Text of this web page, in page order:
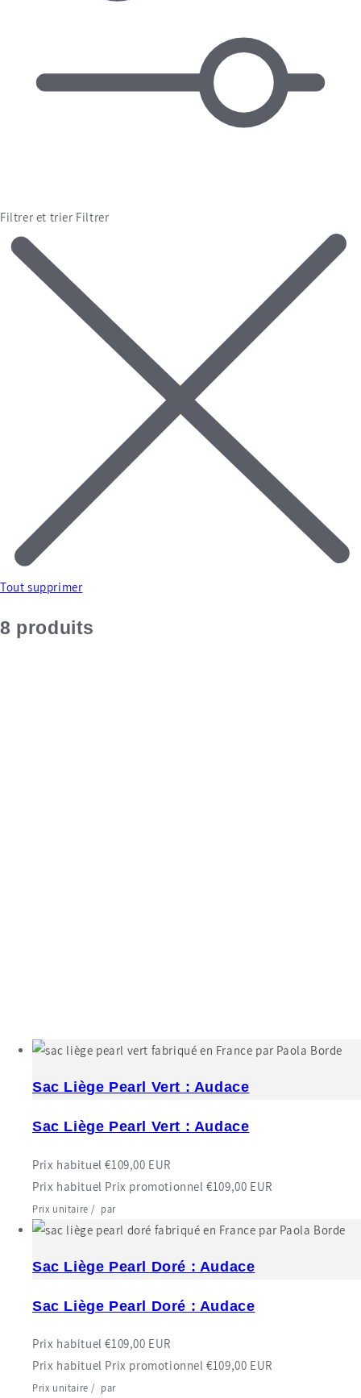
Filtrer et trier Filtrer
Tout supprimer
8 produits
Sac Liège Pearl Vert : Audace
Sac Liège Pearl Vert : Audace
Prix habituel €109,00 EUR
Prix habituel Prix promotionnel €109,00 EUR
Prix unitaire / par
Sac Liège Pearl Doré : Audace
Sac Liège Pearl Doré : Audace
Prix habituel €109,00 EUR
Prix habituel Prix promotionnel €109,00 EUR
Prix unitaire / par